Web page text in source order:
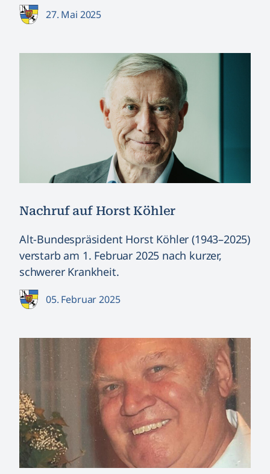
27. Mai 2025
Nachruf auf Horst Köhler
Alt-Bundespräsident Horst Köhler (1943–2025)
verstarb am 1. Februar 2025 nach kurzer,
schwerer Krankheit.
05. Februar 2025